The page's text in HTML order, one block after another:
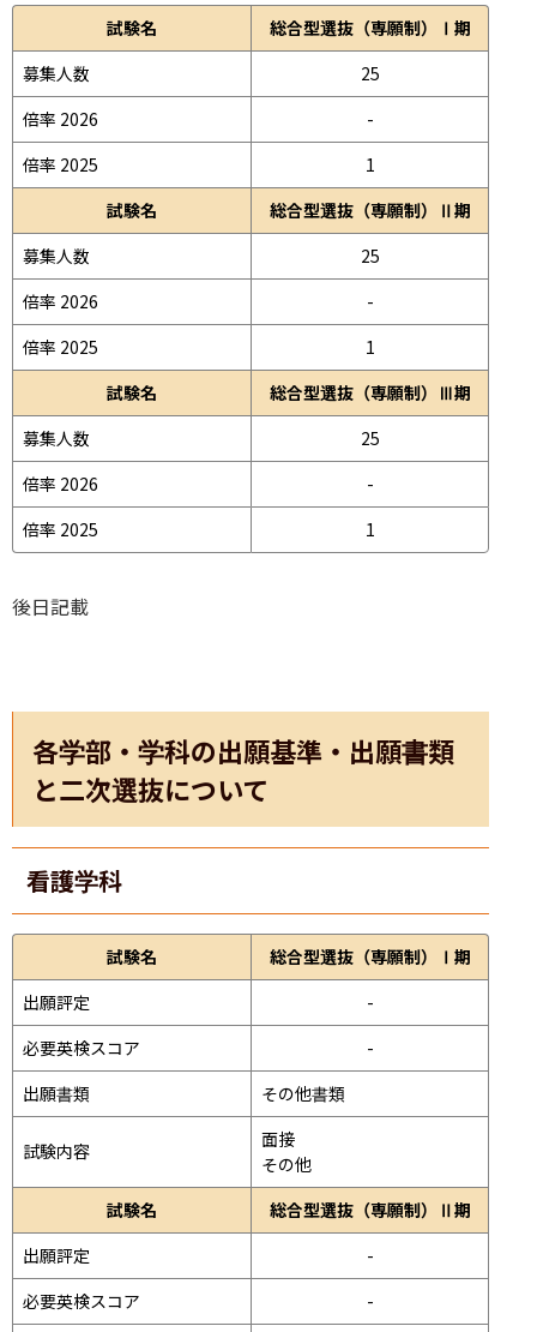
試験名
総合型選抜（専願制）Ⅰ期
募集人数
25
倍率 2026
-
倍率 2025
1
試験名
総合型選抜（専願制）Ⅱ期
募集人数
25
倍率 2026
-
倍率 2025
1
試験名
総合型選抜（専願制）Ⅲ期
募集人数
25
倍率 2026
-
倍率 2025
1
後日記載
各学部・学科の出願基準・出願書類
と二次選抜について
看護学科
試験名
総合型選抜（専願制）Ⅰ期
出願評定
-
必要英検スコア
-
出願書類
その他書類
試験内容
面接
その他
試験名
総合型選抜（専願制）Ⅱ期
出願評定
-
必要英検スコア
-